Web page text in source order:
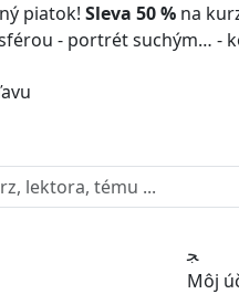
piatok! Sleva 50 % na
- portrét suchým… -
Môj